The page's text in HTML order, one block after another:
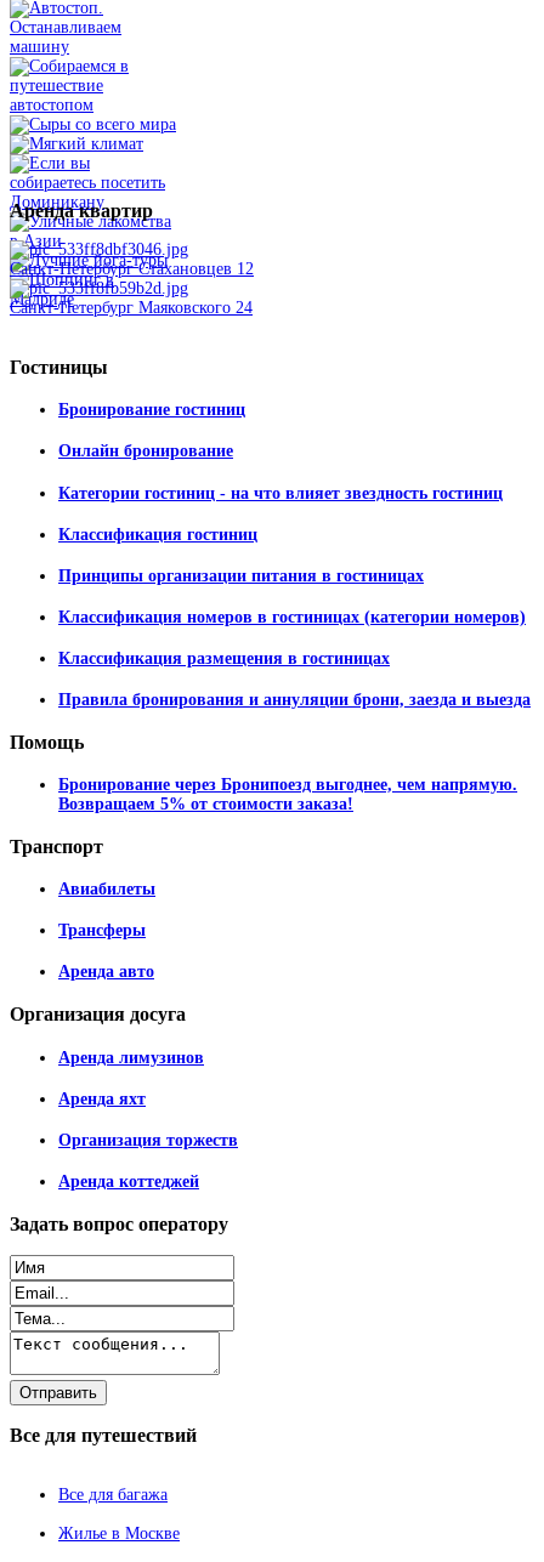
Арендаквартир
Санкт-Петербург Стахановцев 12
Санкт-Петербург Маяковского 24
Гостиницы
Бронирование гостиниц
Онлайн бронирование
Категории гостиниц - на что влияет звездность гостиниц
Классификация гостиниц
Принципы организации питания в гостиницах
Классификация номеров в гостиницах (категории номеров)
Классификация размещения в гостиницах
Правила бронирования и аннуляции брони, заезда и выезда
Помощь
Бронирование через Бронипоезд выгоднее, чем напрямую.
Возвращаем 5% от стоимости заказа!
Транспорт
Авиабилеты
Трансферы
Аренда авто
Организация досуга
Аренда лимузинов
Аренда яхт
Организация торжеств
Аренда коттеджей
Задать вопрос оператору
Все для путешествий
Все для багажа
Жилье в Москве